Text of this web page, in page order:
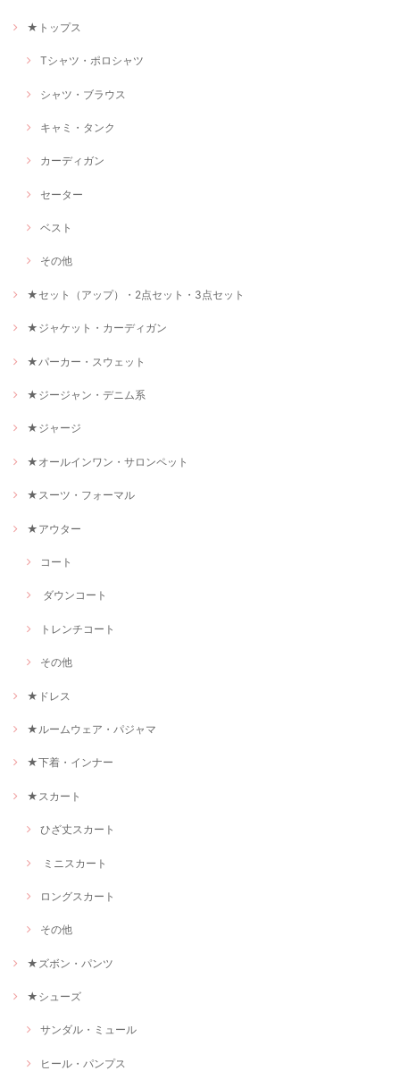
★トップス
Tシャツ・ポロシャツ
シャツ・ブラウス
キャミ・タンク
カーディガン
セーター
ベスト
その他
★セット（アップ）・2点セット・3点セット
★ジャケット・カーディガン
★パーカー・スウェット
★ジージャン・デニム系
★ジャージ
★オールインワン・サロンペット
★スーツ・フォーマル
★アウター
コート
ダウンコート
トレンチコート
その他
★ドレス
★ルームウェア・パジャマ
★下着・インナー
★スカート
ひざ丈スカート
ミニスカート
ロングスカート
その他
★ズボン・パンツ
★シューズ
サンダル・ミュール
ヒール・パンプス